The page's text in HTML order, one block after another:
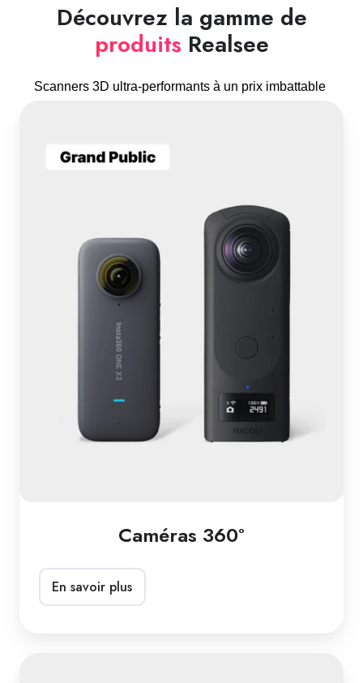
Découvrez la gamme de
produits Realsee
Scanners 3D ultra-performants à un prix imbattable
Caméras 360°
En savoir plus